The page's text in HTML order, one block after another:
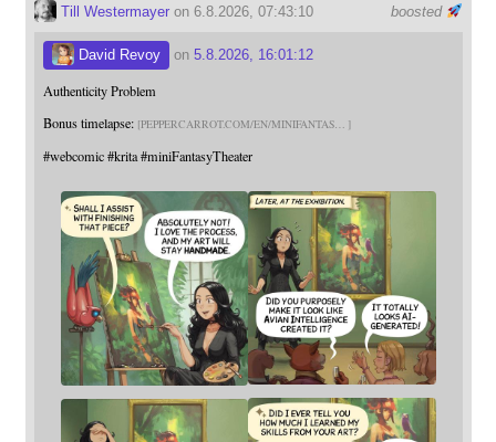
boosted
Till Westermayeron 6.8.2026, 07:43:10
David Revoy on 5.8.2026, 16:01:12
Authenticity Problem
Bonus timelapse: PEPPERCARROT.COM/EN/MINIFANTAS
#webcomic #krita #miniFantasyTheater